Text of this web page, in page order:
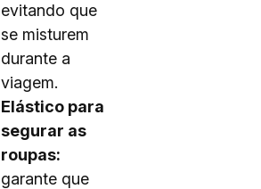
evitando que
se misturem
durante a
viagem.
Elástico para
segurar as
roupas:
garante que